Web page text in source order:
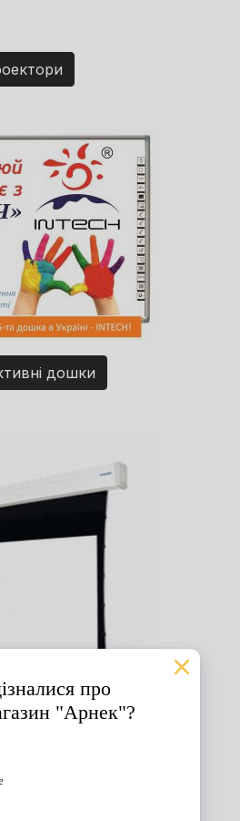
дошки